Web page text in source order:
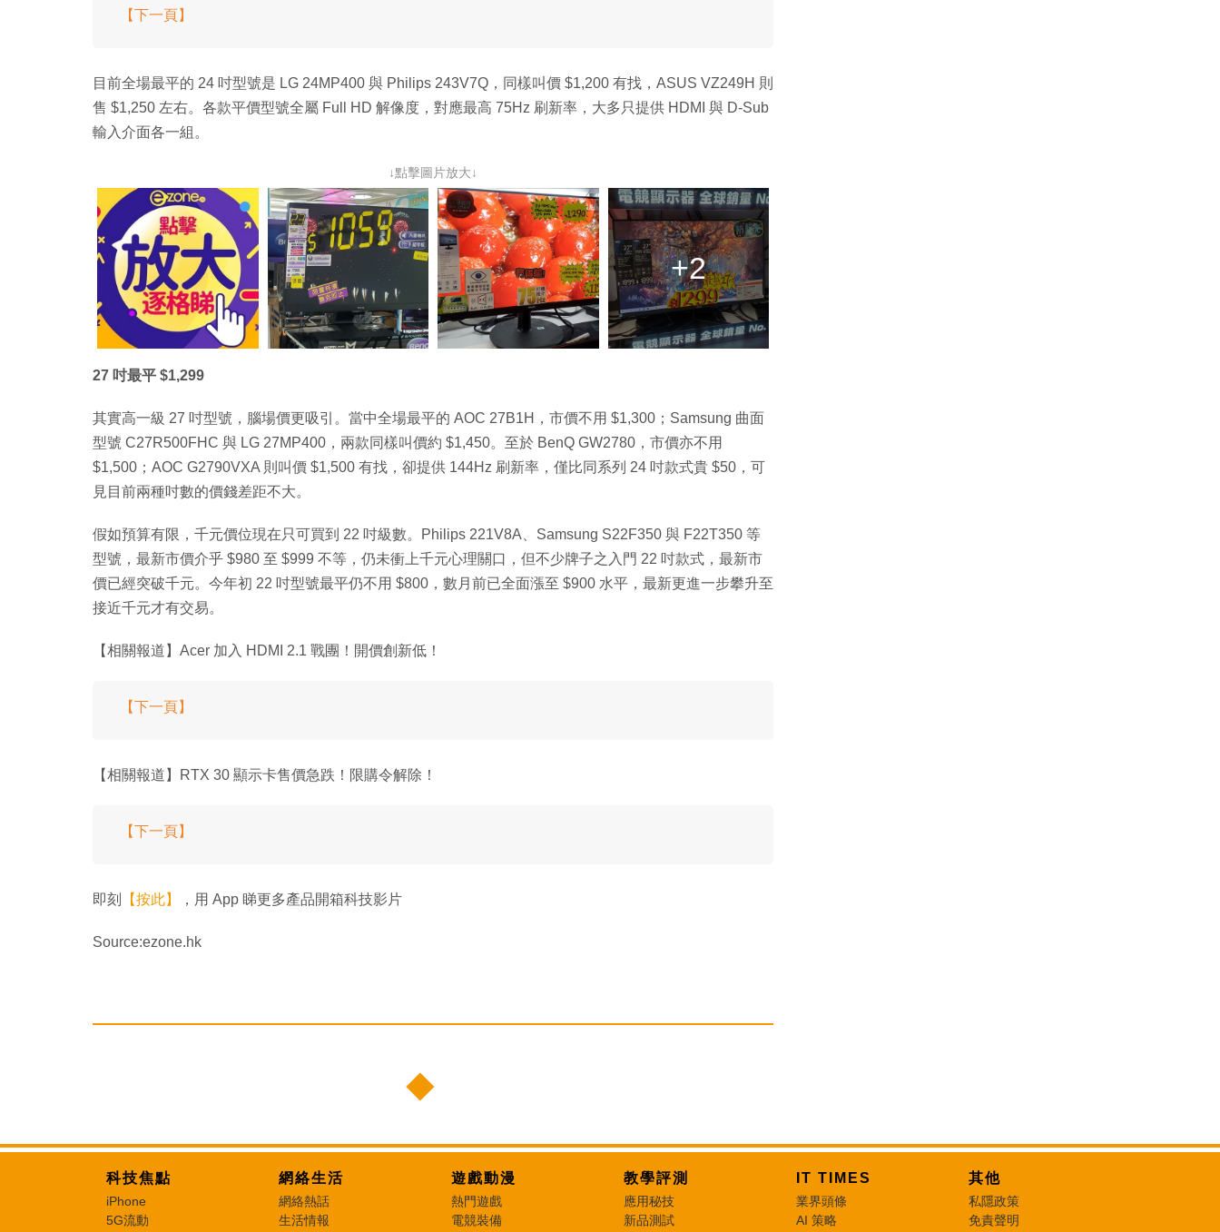
【下一頁】
目前全場最平的 24 吋型號是 LG 24MP400 與 Philips 243V7Q，同樣叫價 $1,200 有找，ASUS VZ249H 則
售 $1,250 左右。各款平價型號全屬 Full HD 解像度，對應最高 75Hz 刷新率，大多只提供 HDMI 與 D-Sub
輸入介面各一組。
↓點擊圖片放大↓
+2
27 吋最平 $1,299
其實高一級 27 吋型號，腦場價更吸引。當中全場最平的 AOC 27B1H，市價不用 $1,300；Samsung 曲面
型號 C27R500FHC 與 LG 27MP400，兩款同樣叫價約 $1,450。至於 BenQ GW2780，市價亦不用
$1,500；AOC G2790VXA 則叫價 $1,500 有找，卻提供 144Hz 刷新率，僅比同系列 24 吋款式貴 $50，可
見目前兩種吋數的價錢差距不大。
假如預算有限，千元價位現在只可買到 22 吋級數。Philips 221V8A、Samsung S22F350 與 F22T350 等
型號，最新市價介乎 $980 至 $999 不等，仍未衝上千元心理關口，但不少牌子之入門 22 吋款式，最新市
價已經突破千元。今年初 22 吋型號最平仍不用 $800，數月前已全面漲至 $900 水平，最新更進一步攀升至
接近千元才有交易。
【相關報道】Acer 加入 HDMI 2.1 戰團！開價創新低！
【下一頁】
【相關報道】RTX 30 顯示卡售價急跌！限購令解除！
【下一頁】
即刻 【按此】 ，用 App 睇更多產品開箱科技影片
Source:ezone.hk
科技焦點
iPhone
5G流動
網絡生活
網絡熱話
生活情報
遊戲動漫
熱門遊戲
電競裝備
教學評測
應用秘技
新品測試
IT TIMES
業界頭條
AI 策略
其他
私隱政策
免責聲明